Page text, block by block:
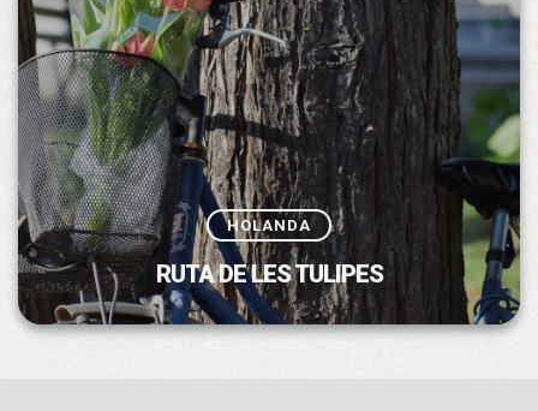
HOLANDA
RUTA DE LES TULIPES